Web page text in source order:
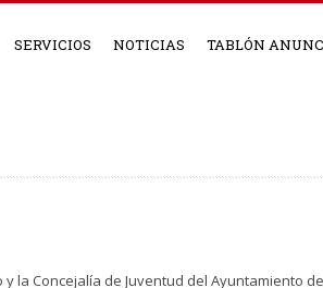
SERVICIOS NOTICIAS TABLÓN
la Concejalía de Juventud del Ayuntamiento